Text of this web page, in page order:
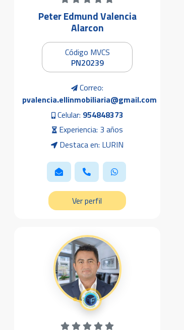
Peter Edmund Valencia
Alarcon
Código MVCS
PN20239
Correo:
pvalencia.ellinmobiliaria@gmail.com
Celular: 954848373
Experiencia: 3 años
Destaca en: LURIN
Ver perfil